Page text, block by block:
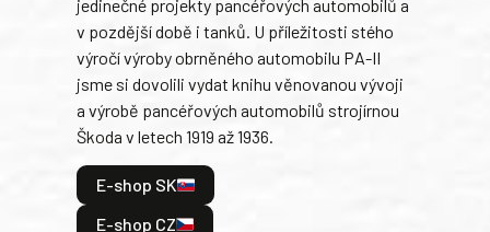
jedinečné projekty pancéřových automobilů a
v pozdější době i tanků. U příležitosti stého
výročí výroby obrněného automobilu PA-II
jsme si dovolili vydat knihu věnovanou vývoji
a výrobě pancéřových automobilů strojírnou
Škoda v letech 1919 až 1936.
E-shop SK
E-shop CZ